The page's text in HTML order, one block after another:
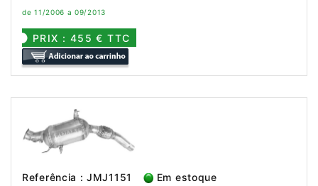
de 11/2006 a 09/2013
PRIX : 455 € TTC
Referência : JMJ1151 Em estoque